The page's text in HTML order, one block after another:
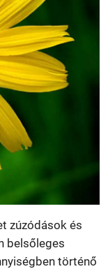
zúzódások és
belsőleges
történő